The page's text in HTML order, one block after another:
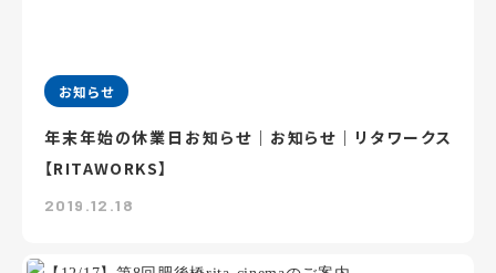
お知らせ
年末年始の休業日お知らせ｜お知らせ｜リタワークス
【RITAWORKS】
2019.12.18